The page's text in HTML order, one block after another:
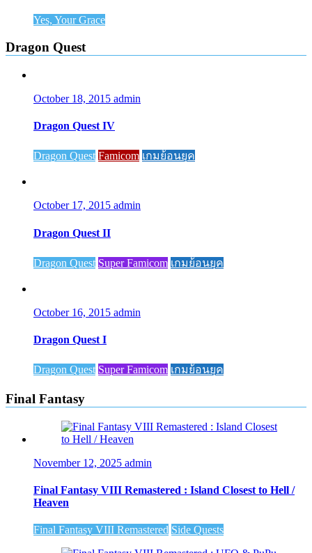
Yes, Your Grace
Dragon Quest
October 18, 2015 admin
Dragon Quest IV
Dragon Quest Famicom เกมย้อนยุค
October 17, 2015 admin
Dragon Quest II
Dragon Quest Super Famicom เกมย้อนยุค
October 16, 2015 admin
Dragon Quest I
Dragon Quest Super Famicom เกมย้อนยุค
Final Fantasy
November 12, 2025 admin
Final Fantasy VIII Remastered : Island Closest to Hell /
Heaven
Final Fantasy VIII Remastered Side Quests